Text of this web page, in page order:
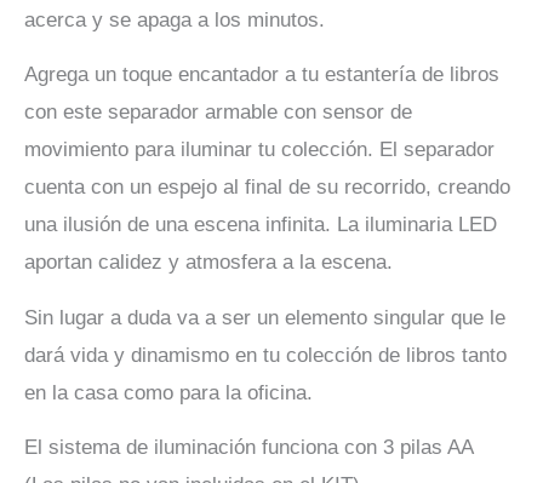
acerca y se apaga a los minutos.
Agrega un toque encantador a tu estantería de libros
con este separador armable con sensor de
movimiento para iluminar tu colección. El separador
cuenta con un espejo al final de su recorrido, creando
una ilusión de una escena infinita. La iluminaria LED
aportan calidez y atmosfera a la escena.
Sin lugar a duda va a ser un elemento singular que le
dará vida y dinamismo en tu colección de libros tanto
en la casa como para la oficina.
El sistema de iluminación funciona con 3 pilas AA